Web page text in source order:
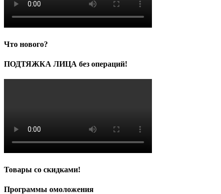
Что нового?
ПОДТЯЖКА ЛИЦА без операций!
Товары со скидками!
Программы омоложения